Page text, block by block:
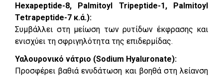
Hexapeptide-8, Palmitoyl Tripeptide-1, Palmitoyl
Tetrapeptide-7 κ.ά.):
Συμβάλλει στη μείωση των ρυτίδων έκφρασης και
ενισχύει τη σφριγηλότητα της επιδερμίδας.
Υαλουρονικό νάτριο (Sodium Hyaluronate):
Προσφέρει βαθιά ενυδάτωση και βοηθά στη λείανση